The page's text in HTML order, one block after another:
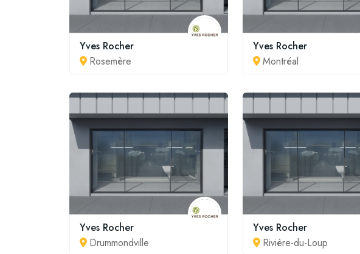
Yves Rocher
Rosemère
Yves Rocher
Montréal
Yves Rocher
Drummondville
Yves Rocher
Rivière-du-Loup